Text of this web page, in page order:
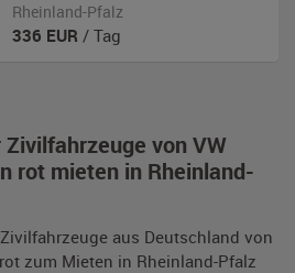
von VW
rot mieten in Rheinland-
aus Deutschland von
zum Mieten in Rheinland-Pfalz
Rheinland-Pfalz
336 EUR / Tag